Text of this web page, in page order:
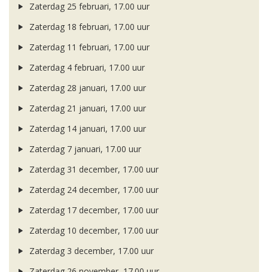
Zaterdag 25 februari, 17.00 uur
Zaterdag 18 februari, 17.00 uur
Zaterdag 11 februari, 17.00 uur
Zaterdag 4 februari, 17.00 uur
Zaterdag 28 januari, 17.00 uur
Zaterdag 21 januari, 17.00 uur
Zaterdag 14 januari, 17.00 uur
Zaterdag 7 januari, 17.00 uur
Zaterdag 31 december, 17.00 uur
Zaterdag 24 december, 17.00 uur
Zaterdag 17 december, 17.00 uur
Zaterdag 10 december, 17.00 uur
Zaterdag 3 december, 17.00 uur